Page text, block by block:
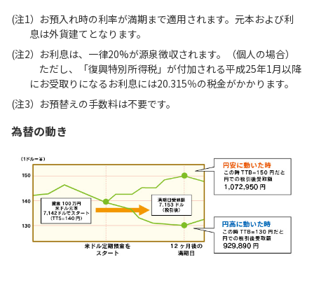
(注1）お預入れ時の利率が満期まで適用されます。元本および利
息は外貨建てとなります。
(注2）お利息は、一律20%が源泉徴収されます。（個人の場合）
ただし、「復興特別所得税」が付加される平成25年1月以降
にお受取りになるお利息には20.315％の税金がかかります。
(注3）お預替えの手数料は不要です。
為替の動き